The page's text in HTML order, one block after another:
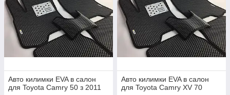
Авто килимки EVA в салон
для Toyota Camry 50 з 2011
Авто килимки EVA в салон
для Toyota Camry XV 70